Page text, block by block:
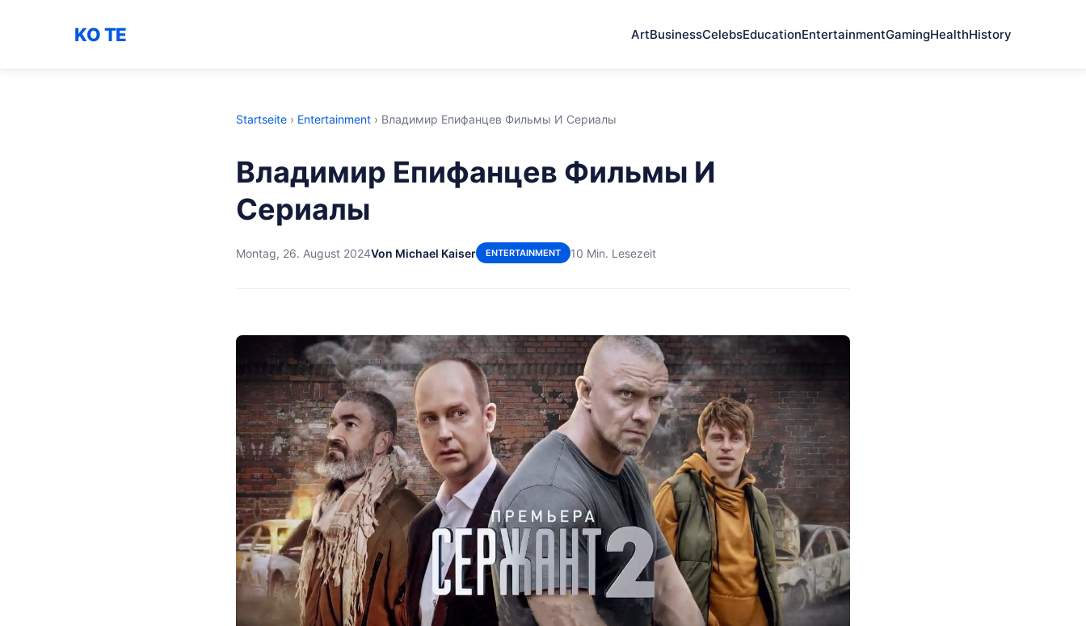
KO TE ArtBusinessCelebsEducationEntertainmentGamingHealthHistory
Startseite › Entertainment › Владимир Епифанцев Фильмы И Сериалы
Владимир Епифанцев Фильмы И
Сериалы
Montag, 26. August 2024Von Michael Kaiser ENTERTAINMENT 10 Min. Lesezeit